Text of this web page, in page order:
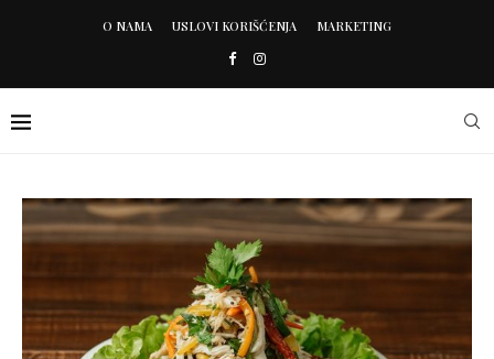
O NAMA USLOVI KORIŠĆENJA MARKETING